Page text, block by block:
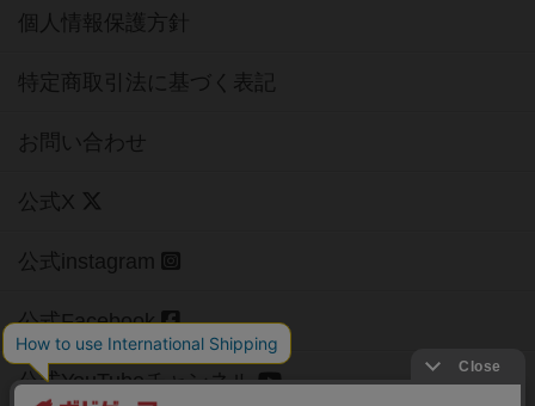
個人情報保護方針
特定商取引法に基づく表記
お問い合わせ
公式X
公式instagram
公式Facebook
公式YouTubeチャンネル